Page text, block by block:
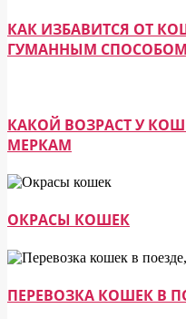
КАК ИЗБАВИТСЯ ОТ
ГУМАННЫМ СПОСОБОМ
КАКОЙ ВОЗРАСТ У
МЕРКАМ
ОКРАСЫ КОШЕК
ПЕРЕВОЗКА КОШЕК В